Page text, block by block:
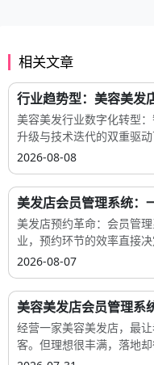
相关文章
行业趋势型：美容美发
美容美发行业数字化转型
升级与技术迭代的双重驱
2026-08-08
美发店会员管理系统：
美发店预约革命：会员管
业，预约环节的效率直接
2026-08-07
美容美发店会员管理系
经营一家美容美发店，最
客。但理想很丰满，落地